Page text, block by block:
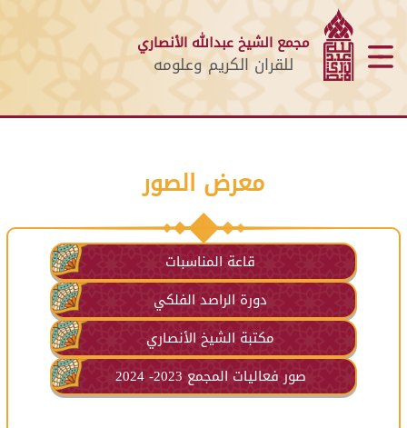
مجمع الشيخ عبدالله الأنصاري
للقران الكريم وعلومه
معرض الصور
قاعة المناسبات
دورة الراصد الفلكي
مكتبة الشيخ الأنصاري
صور فعاليات المجمع 2023- 2024